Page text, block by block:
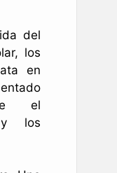
del
los
en
el
los